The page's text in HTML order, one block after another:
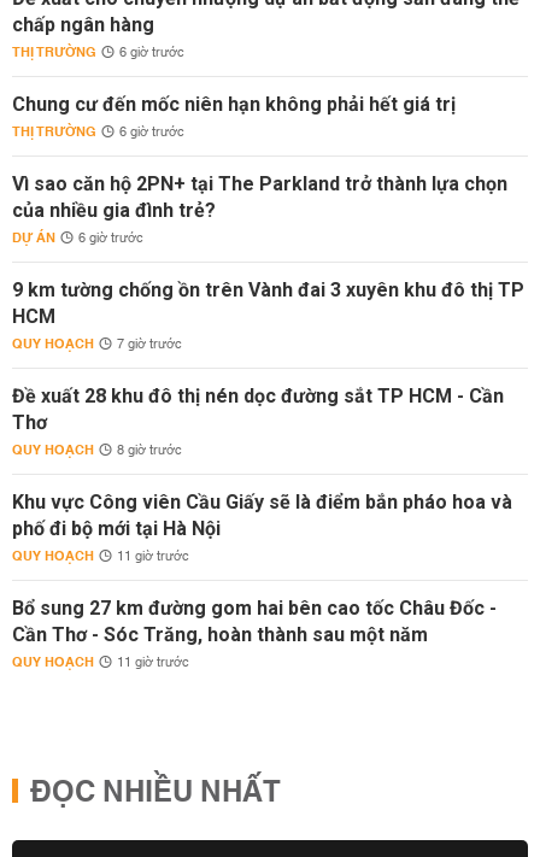
chấp ngân hàng
THỊ TRƯỜNG 6 giờ trước
Chung cư đến mốc niên hạn không phải hết giá trị
THỊ TRƯỜNG 6 giờ trước
Vì sao căn hộ 2PN+ tại The Parkland trở thành lựa chọn
của nhiều gia đình trẻ?
DỰ ÁN 6 giờ trước
9 km tường chống ồn trên Vành đai 3 xuyên khu đô thị TP
HCM
QUY HOẠCH 7 giờ trước
Đề xuất 28 khu đô thị nén dọc đường sắt TP HCM - Cần
Thơ
QUY HOẠCH 8 giờ trước
Khu vực Công viên Cầu Giấy sẽ là điểm bắn pháo hoa và
phố đi bộ mới tại Hà Nội
QUY HOẠCH 11 giờ trước
Bổ sung 27 km đường gom hai bên cao tốc Châu Đốc -
Cần Thơ - Sóc Trăng, hoàn thành sau một năm
QUY HOẠCH 11 giờ trước
ĐỌC NHIỀU NHẤT